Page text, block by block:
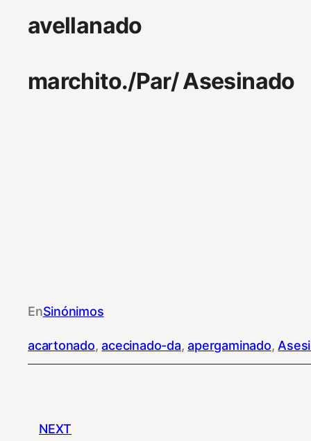
avellanado
marchito./Par/ Asesinado
EnSinónimos
acartonado, acecinado-da, apergaminado,
NEXT